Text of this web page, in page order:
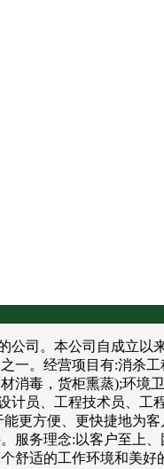
。本公司自成立以
一。经营项目有:消杀
毒，货柜熏蒸);环
员、工程技术员、
方便、更快捷地为
务理念:以客户至上
舒适的工作环境和美好